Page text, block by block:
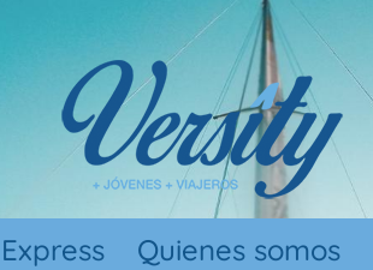
Express Quienes somos